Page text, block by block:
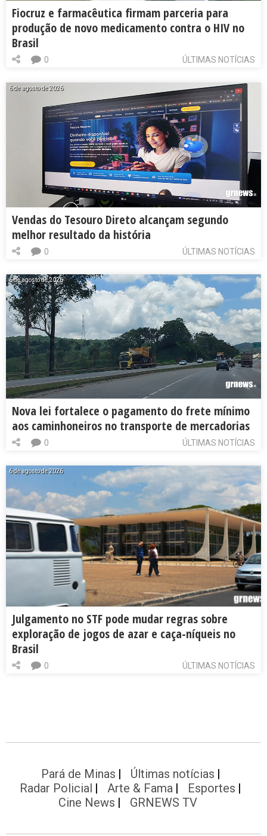
Fiocruz e farmacêutica firmam parceria para
produção de novo medicamento contra o HIV no
Brasil
ÚLTIMAS NOTÍCIAS
0
6 de agosto de 2026
Vendas do Tesouro Direto alcançam segundo
melhor resultado da história
ÚLTIMAS NOTÍCIAS
0
6 de agosto de 2026
Nova lei fortalece o pagamento do frete mínimo
aos caminhoneiros no transporte de mercadorias
ÚLTIMAS NOTÍCIAS
0
6 de agosto de 2026
Julgamento no STF pode mudar regras sobre
exploração de jogos de azar e caça-níqueis no
Brasil
ÚLTIMAS NOTÍCIAS
0
Pará de Minas
Últimas notícias
Radar Policial
Arte & Fama
Esportes
Cine News
GRNEWS TV